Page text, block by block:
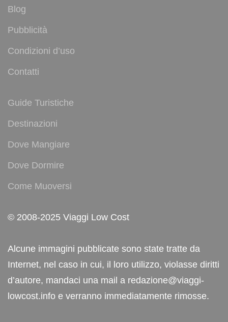
Blog
Pubblicità
Condizioni d’uso
Contatti
Guide Turistiche
Destinazioni
Dove Mangiare
Dove Dormire
Come Muoversi
© 2008-2025 Viaggi Low Cost
Alcune immagini pubblicate sono state tratte da
Internet, nel caso in cui, il loro utilizzo, violasse diritti
d’autore, mandaci una mail a redazione@viaggi-
lowcost.info e verranno immediatamente rimosse.